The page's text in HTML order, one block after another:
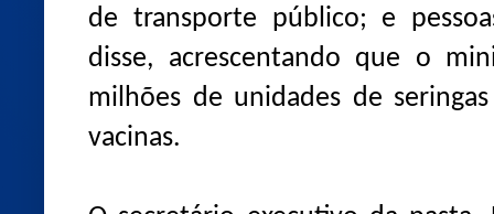
de transporte público; e
disse, acrescentando que o
milhões de unidades de
vacinas.